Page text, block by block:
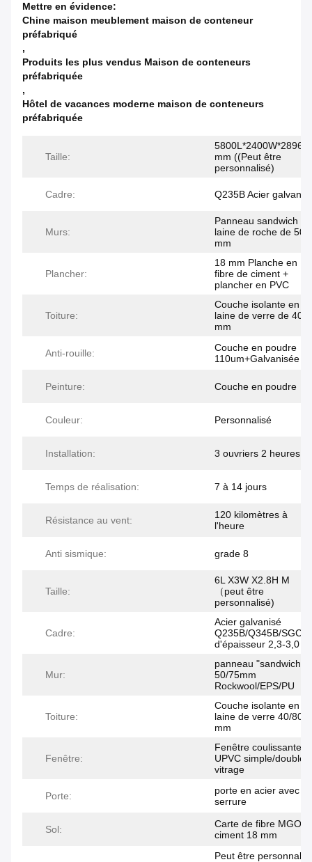
Mettre en évidence:
Chine maison meublement maison de conteneur
préfabriqué
,
Produits les plus vendus Maison de conteneurs
préfabriquée
,
Hôtel de vacances moderne maison de conteneurs
préfabriquée
Taille:
5800L*2400W*2896H
mm ((Peut être
personnalisé)
Cadre: Q235B Acier
Murs:
Panneau sandwich en
laine de roche de 50/
mm
Plancher:
18 mm Planche en
fibre de ciment +
plancher en PVC
Toiture:
Couche isolante en
laine de verre de 40
mm
Anti-rouille:
Couche en poudre
110um+Galvanisée
Peinture: Couche en poudre
Couleur: Personnalisé
Installation: 3 ouvriers 2 heures
Temps de réalisation: 7 à 14 jours
Résistance au vent:
120 kilomètres à
l'heure
Anti sismique: grade 8
Taille:
6L X3W X2.8H M
（peut être
personnalisé)
Cadre:
Acier galvanisé
Q235B/Q345B/
d'épaisseur 2,3-3,0
Mur:
panneau "sandwich"
50/75mm
Rockwool/EPS/PU
Toiture:
Couche isolante en
laine de verre 40/80
mm
Fenêtre:
Fenêtre coulissante
UPVC simple/double
vitrage
Porte:
porte en acier avec
serrure
Sol:
Carte de fibre MGO /
ciment 18 mm
Peut être